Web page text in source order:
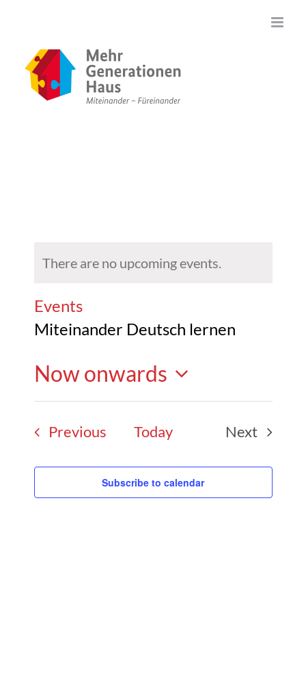
springen
There are no upcoming events.
Events
Miteinander Deutsch lernen
Now onwards
Select
PreviousEventsToday
Next
Subscribe to calendar